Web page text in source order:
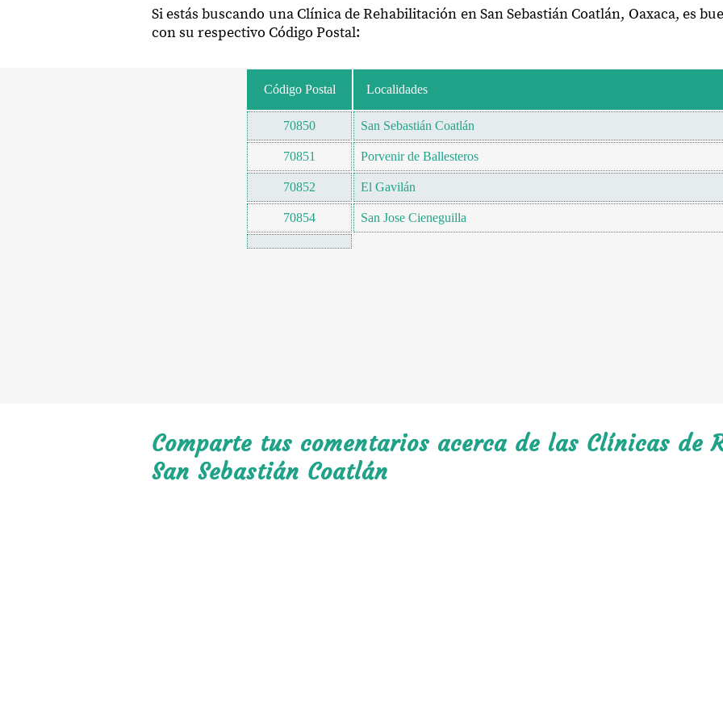
Si estás buscando una Clínica de Rehabilitación en San Sebastián Coatlán, Oaxaca, es
con su respectivo Código Postal:
Código Postal Localidades
70850 San Sebastián Coatlán
70851 Porvenir de Ballesteros
70852 El Gavilán
70854 San Jose Cieneguilla
Comparte tus comentarios acerca de las Clínicas de
San Sebastián Coatlán